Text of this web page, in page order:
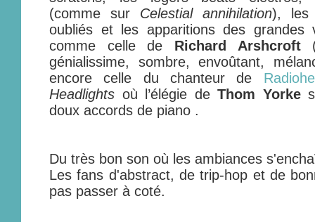
(comme sur Celestial annihilation), les
oubliés et les apparitions des grandes
comme celle de Richard Arshcroft
génialissime, sombre, envoûtant,
encore celle du chanteur de
Headlights où l’élégie deThom Yorke
doux accords de piano .
Du très bon son où les ambiances
Les fans d'abstract, de trip-hop et de
pas passer à coté.